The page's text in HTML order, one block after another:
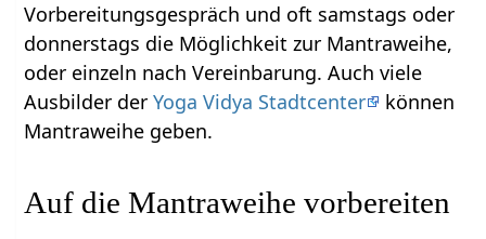
Vorbereitungsgespräch und oft samstags oder
donnerstags die Möglichkeit zur Mantraweihe,
oder einzeln nach Vereinbarung. Auch viele
Ausbilder derYoga Vidya Stadtcenter
können
Mantraweihe geben.
Auf die Mantraweihe vorbereiten